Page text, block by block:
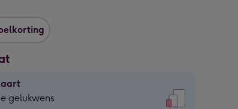
gelukwens